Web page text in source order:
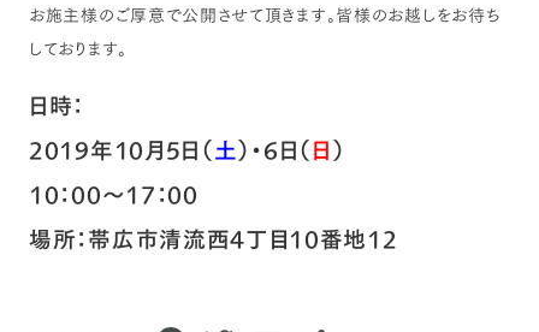
お施主様のご厚意で公開させて頂きます。皆様のお越しをお待ち
しております。
日時：
2019年10月5日（土）・6日（日）
10：00～17：00
場所：帯広市清流西4丁目10番地12